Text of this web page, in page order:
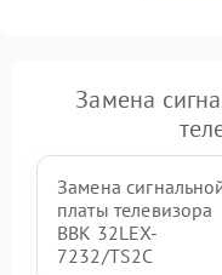
Замена
Замена
платы телевизора
BBK 32LEX-
7232/TS2C